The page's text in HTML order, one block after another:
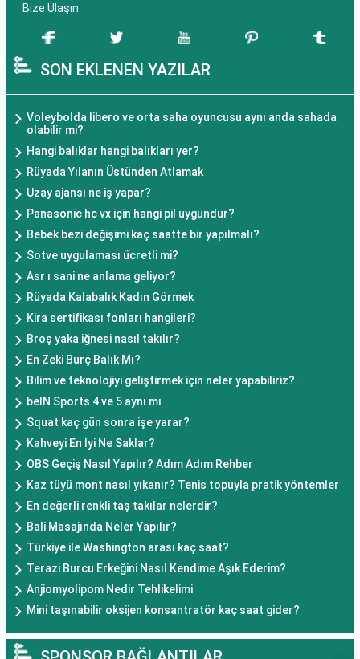
Bize Ulaşın
SON EKLENEN YAZILAR
Voleybolda libero ve orta saha oyuncusu aynı anda sahada
olabilir mi?
Hangi balıklar hangi balıkları yer?
Rüyada Yılanın Üstünden Atlamak
Uzay ajansı ne iş yapar?
Panasonic hc vx için hangi pil uygundur?
Bebek bezi değişimi kaç saatte bir yapılmalı?
Sotve uygulaması ücretli mi?
Asr ı sani ne anlama geliyor?
Rüyada Kalabalık Kadın Görmek
Kira sertifikası fonları hangileri?
Broş yaka iğnesi nasıl takılır?
En Zeki Burç Balık Mı?
Bilim ve teknolojiyi geliştirmek için neler yapabiliriz?
beIN Sports 4 ve 5 aynı mı
Squat kaç gün sonra işe yarar?
Kahveyi En İyi Ne Saklar?
OBS Geçiş Nasıl Yapılır? Adım Adım Rehber
Kaz tüyü mont nasıl yıkanır? Tenis topuyla pratik yöntemler
En değerli renkli taş takılar nelerdir?
Bali Masajında Neler Yapılır?
Türkiye ile Washington arası kaç saat?
Terazi Burcu Erkeğini Nasıl Kendime Aşık Ederim?
Anjiomyolipom Nedir Tehlikelimi
Mini taşınabilir oksijen konsantratör kaç saat gider?